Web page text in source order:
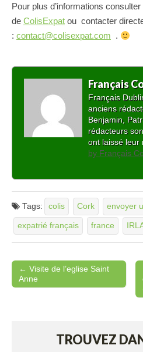
Pour plus d’informations
de ColisExpat ou contacter
: contact@colisexpat.com .
Français
Français
anciens
Benjamin,
rédacteurs
ont laissé leur
by Français
Tags: colis Cork envoyer
expatrié français france
Post navigation
← Visite de l’eglise Saint
Anne
TROUVEZ